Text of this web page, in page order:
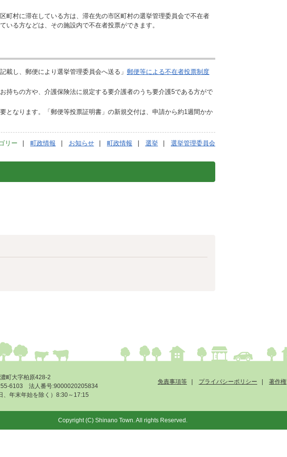
町村に滞在している方は、滞在先の市区町村の選挙管理委員会で不在者
いる方などは、その施設内で不在者投票ができます。
載し、郵便により選挙管理委員会へ送る」 郵便等による不在者投票制度
持ちの方や、介護保険法に規定する要介護者のうち要介護5である方がで
となります。「郵便等投票証明書」の新規交付は、申請から約1週間かか
リー 町政情報 お知らせ 町政情報 選挙 選挙管理委員会
町大字柏原428-2
6103 法人番号:9000020205834
、年末年始を除く）8:30～17:15
免責事項等 プライバシーポリシー 著作権
Copyright (C) Shinano Town. All rights Reserved.